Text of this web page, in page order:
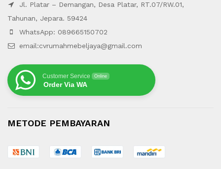
Jl. Platar – Demangan, Desa Platar, RT.07/RW.01,
Tahunan, Jepara. 59424
WhatsApp: 089665150702
email:cvrumahmebeljaya@gmail.com
Customer Service Online
Order Via WA
METODE PEMBAYARAN